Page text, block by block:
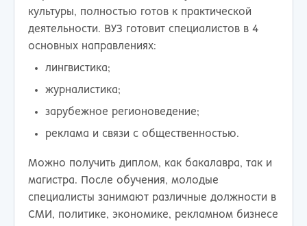
культуры, полностью готов к практической
деятельности. ВУЗ готовит специалистов в 4
основных направлениях:
лингвистика;
журналистика;
зарубежное регионоведение;
реклама и связи с общественностью.
Можно получить диплом, как бакалавра, так и
магистра. После обучения, молодые
специалисты занимают различные должности в
СМИ, политике, экономике, рекламном бизнесе